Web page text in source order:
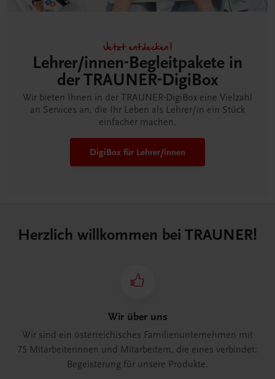
Jetzt entdecken!
Lehrer/innen-Begleitpakete in
der TRAUNER-DigiBox
Wir bieten Ihnen in der TRAUNER-DigiBox eine Vielzahl
an Services an, die Ihr Leben als Lehrer/in ein Stück
einfacher machen.
DigiBox für Lehrer/innen
Herzlich willkommen bei TRAUNER!
Wir über uns
Wir sind ein österreichisches Familienunternehmen mit
75 Mitarbeiterinnen und Mitarbeitern, die eines verbindet:
Begeisterung für unsere Produkte.